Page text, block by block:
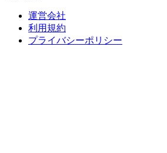
運営会社
利用規約
プライバシーポリシー